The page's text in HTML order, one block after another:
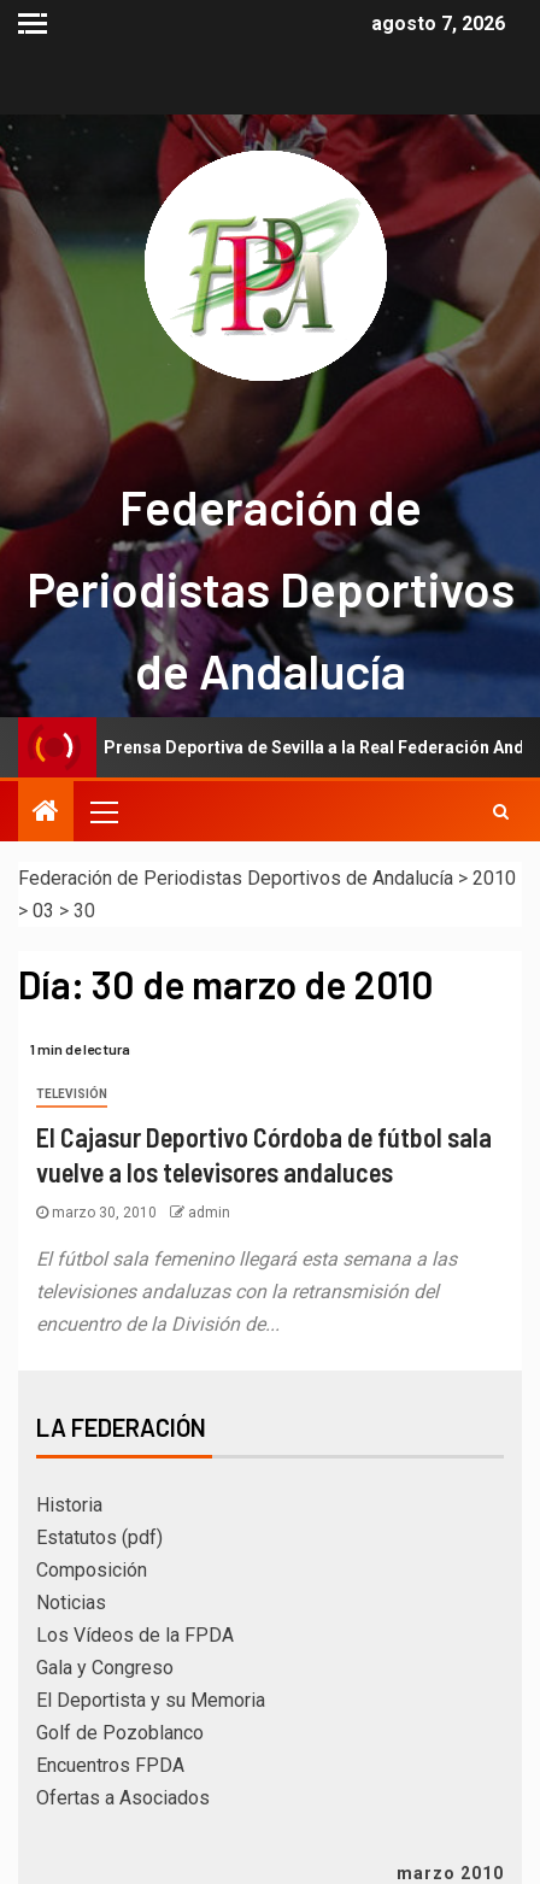
agosto 7, 2026
Federación de
Periodistas Deportivos
de Andalucía
la Prensa Deportiva de Sevilla a la Real Federación Andaluza
Federación de Periodistas Deportivos de Andalucía > 2010
> 03 > 30
Día: 30 de marzo de 2010
1 min de lectura
TELEVISIÓN
El Cajasur Deportivo Córdoba de fútbol sala
vuelve a los televisores andaluces
marzo 30, 2010 admin
El fútbol sala femenino llegará esta semana a las
televisiones andaluzas con la retransmisión del
encuentro de la División de...
LA FEDERACIÓN
Historia
Estatutos (pdf)
Composición
Noticias
Los Vídeos de la FPDA
Gala y Congreso
El Deportista y su Memoria
Golf de Pozoblanco
Encuentros FPDA
Ofertas a Asociados
marzo 2010